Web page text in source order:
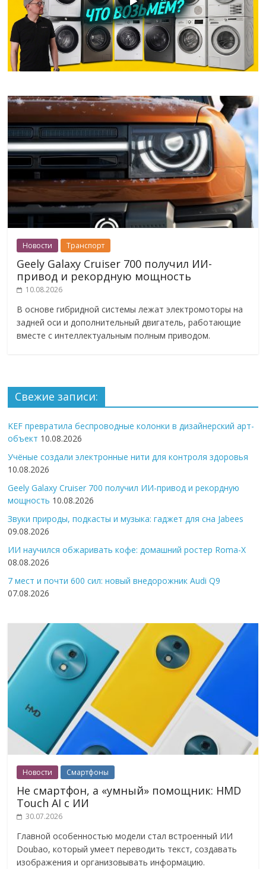
Новости Транспорт
Geely Galaxy Cruiser 700 получил ИИ-
привод и рекордную мощность
10.08.2026
В основе гибридной системы лежат электромоторы на
задней оси и дополнительный двигатель, работающие
вместе с интеллектуальным полным приводом.
Свежие записи:
KEF превратила беспроводные колонки в дизайнерский арт-
объект 10.08.2026
Учёные создали электронные нити для контроля здоровья
10.08.2026
Geely Galaxy Cruiser 700 получил ИИ-привод и рекордную
мощность 10.08.2026
Звуки природы, подкасты и музыка: гаджет для сна Jabees
09.08.2026
ИИ научился обжаривать кофе: домашний ростер Roma-X
08.08.2026
7 мест и почти 600 сил: новый внедорожник Audi Q9
07.08.2026
Новости Смартфоны
Не смартфон, а «умный» помощник: HMD
Touch AI с ИИ
30.07.2026
Главной особенностью модели стал встроенный ИИ
Doubao, который умеет переводить текст, создавать
изображения и организовывать информацию.